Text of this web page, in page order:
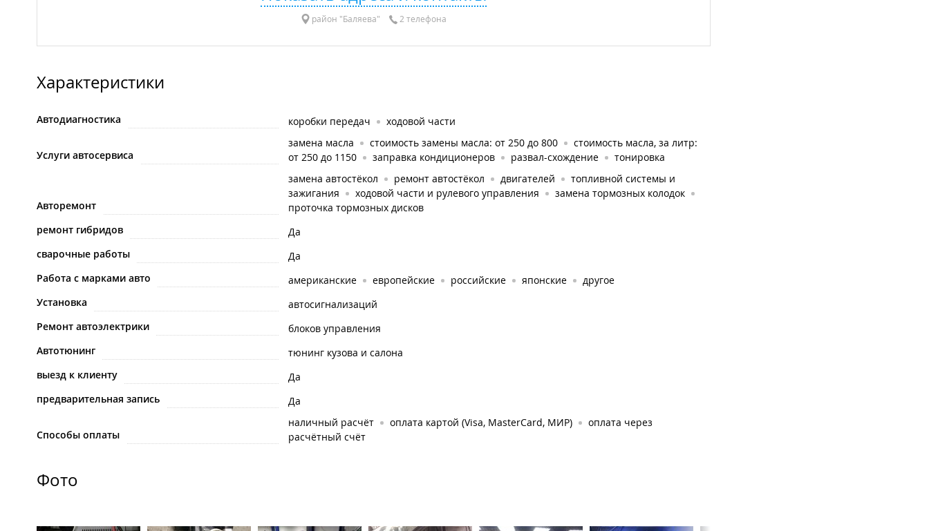
район "Баляева" 2 телефона
Характеристики
Автодиагностика коробки передач ходовой части
Услуги автосервиса
замена масла стоимость замены масла: от 250 до 800
стоимость масла, за литр:
от 250 до 1150
заправка кондиционеров развал-схождение тонировка
Авторемонт
замена автостёкол ремонт автостёкол двигателей
топливной системы и
зажигания
ходовой части и рулевого управления
замена тормозных колодок
проточка тормозных дисков
ремонт гибридов
Да
сварочные работы
Да
Работа с марками авто
американские европейские российские японские
другое
Установка
автосигнализаций
Ремонт автоэлектрики
блоков управления
Автотюнинг
тюнинг кузова и салона
выезд к клиенту
Да
предварительная запись
Да
Способы оплаты
наличный расчёт оплата картой (Visa, MasterCard, МИР)
оплата через
расчётный счёт
Фото